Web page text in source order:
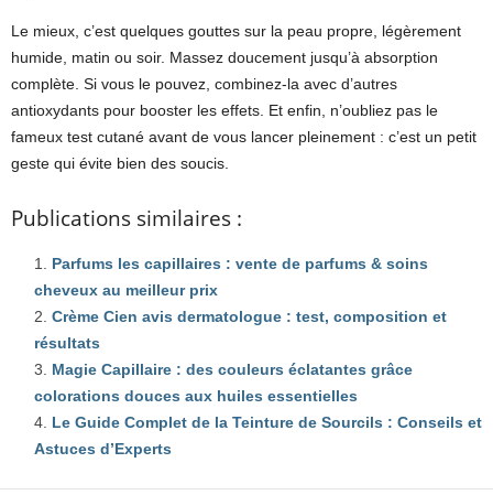
Le mieux, c’est quelques gouttes sur la peau propre, légèrement
humide, matin ou soir. Massez doucement jusqu’à absorption
complète. Si vous le pouvez, combinez-la avec d’autres
antioxydants pour booster les effets. Et enfin, n’oubliez pas le
fameux test cutané avant de vous lancer pleinement : c’est un petit
geste qui évite bien des soucis.
Publications similaires :
Parfums les capillaires : vente de parfums & soins
cheveux au meilleur prix
Crème Cien avis dermatologue : test, composition et
résultats
Magie Capillaire : des couleurs éclatantes grâce
colorations douces aux huiles essentielles
Le Guide Complet de la Teinture de Sourcils : Conseils et
Astuces d’Experts